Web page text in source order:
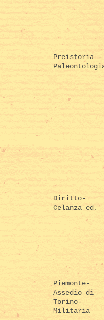
Preistoria -
Diritto-
Celanza ed.
Piemonte-
Assedio di
Torino-
Militaria